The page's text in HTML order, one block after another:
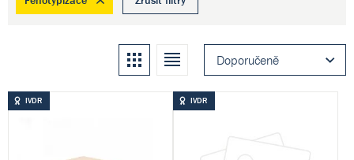
Doporučeně
Kachle Seznam
IVDR IVDR